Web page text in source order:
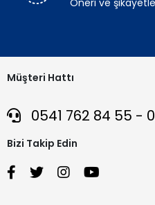
Müşteri Hattı
0541 762 84 55 -
Bizi Takip Edin